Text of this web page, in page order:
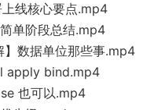
线核心要点.mp4
单阶段总结.mp4
数据单位那些事.mp4
apply bind.mp4
也可以.mp4